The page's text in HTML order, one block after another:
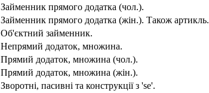
Займенник прямого додатка (чол.).
Займенник прямого додатка (жін.). Також артикль.
Об'єктний займенник.
Непрямий додаток, множина.
Прямий додаток, множина (чол.).
Прямий додаток, множина (жін.).
Зворотні, пасивні та конструкції з 'se'.